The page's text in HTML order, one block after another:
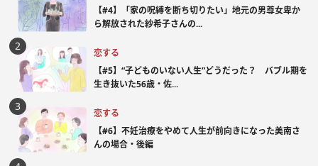
【#4】「家の呪縛を断ち切りたい」地元の男尊女卑か
ら解放された紗希子さんの...
恋する
【#5】“子どものいない人生”どうだった？ バブル期を
生き抜いた56歳・佐...
恋する
【#6】不妊治療をやめて人生が前向きになった美南さ
んの場合・後編